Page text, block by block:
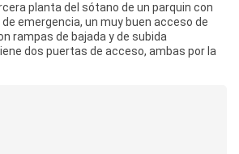
planta del sótano de un parquin con
emergencia, un muy buen acceso de
rampas de bajada y de subida
dos puertas de acceso, ambas por la